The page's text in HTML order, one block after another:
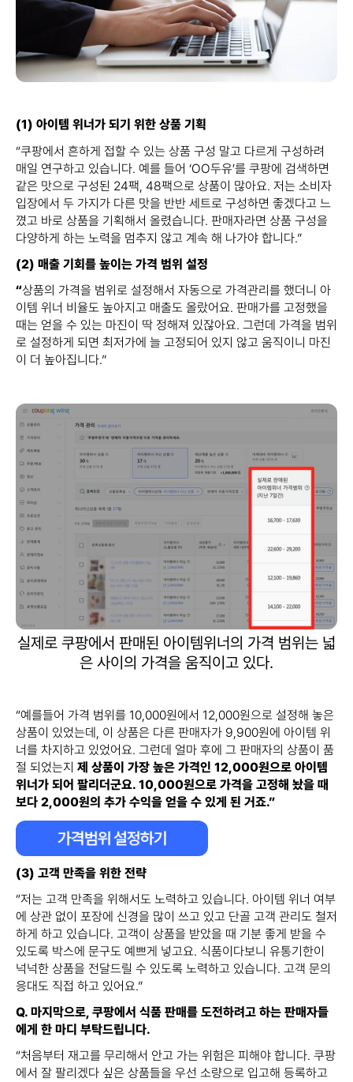
(1) 아이템 위너가 되기 위한 상품 기획
“쿠팡에서 흔하게 접할 수 있는 상품 구성 말고 다르게 구성하려
매일 연구하고 있습니다. 예를 들어 ‘OO두유’를 쿠팡에 검색하면
같은 맛으로 구성된 24팩, 48팩으로 상품이 많아요. 저는 소비자
입장에서 두 가지가 다른 맛을 반반 세트로 구성하면 좋겠다고 느
꼈고 바로 상품을 기획해서 올렸습니다. 판매자라면 상품 구성을
다양하게 하는 노력을 멈추지 않고 계속 해 나가야 합니다.”
(2) 매출 기회를 높이는 가격 범위 설정
“상품의 가격을 범위로 설정해서 자동으로 가격관리를 했더니 아
이템 위너 비율도 높아지고 매출도 올랐어요. 판매가를 고정했을
때는 얻을 수 있는 마진이 딱 정해져 있잖아요. 그런데 가격을 범위
로 설정하게 되면 최저가에 늘 고정되어 있지 않고 움직이니 마진
이 더 높아집니다.”
실제로 쿠팡에서 판매된 아이템위너의 가격 범위는 넓
은 사이의 가격을 움직이고 있다.
“예를들어 가격 범위를 10,000원에서 12,000원으로 설정해 놓은
상품이 있었는데, 이 상품은 다른 판매자가 9,900원에 아이템 위
너를 차지하고 있었어요. 그런데 얼마 후에 그 판매자의 상품이 품
절 되었는지 제 상품이 가장 높은 가격인 12,000원으로 아이템
위너가 되어 팔리더군요. 10,000원으로 가격을 고정해 놨을 때
보다 2,000원의 추가 수익을 얻을 수 있게 된 거죠.”
(3) 고객 만족을 위한 전략
“저는 고객 만족을 위해서도 노력하고 있습니다. 아이템 위너 여부
에 상관 없이 포장에 신경을 많이 쓰고 있고 단골 고객 관리도 철저
하게 하고 있습니다. 고객이 상품을 받았을 때 기분 좋게 받을 수
있도록 박스에 문구도 예쁘게 넣고요. 식품이다보니 유통기한이
넉넉한 상품을 전달드릴 수 있도록 노력하고 있습니다. 고객 문의
응대도 직접 하고 있어요.”
Q. 마지막으로, 쿠팡에서 식품 판매를 도전하려고 하는 판매자들
에게 한 마디 부탁드립니다.
“처음부터 재고를 무리해서 안고 가는 위험은 피해야 합니다. 쿠팡
에서 잘 팔리겠다 싶은 상품들을 우선 소량으로 입고해 등록하고